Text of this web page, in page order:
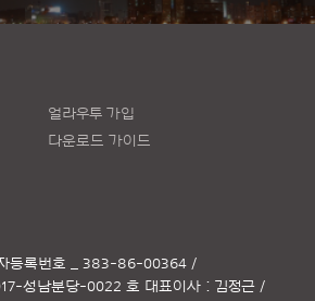
얼라우투 가입
다운로드 가이드
등록번호 _ 383-86-00364 /
성남분당-0022 호 대표이사 : 김정근 /